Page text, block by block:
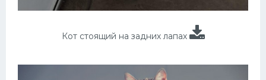
Кот стоящий на задних лапах